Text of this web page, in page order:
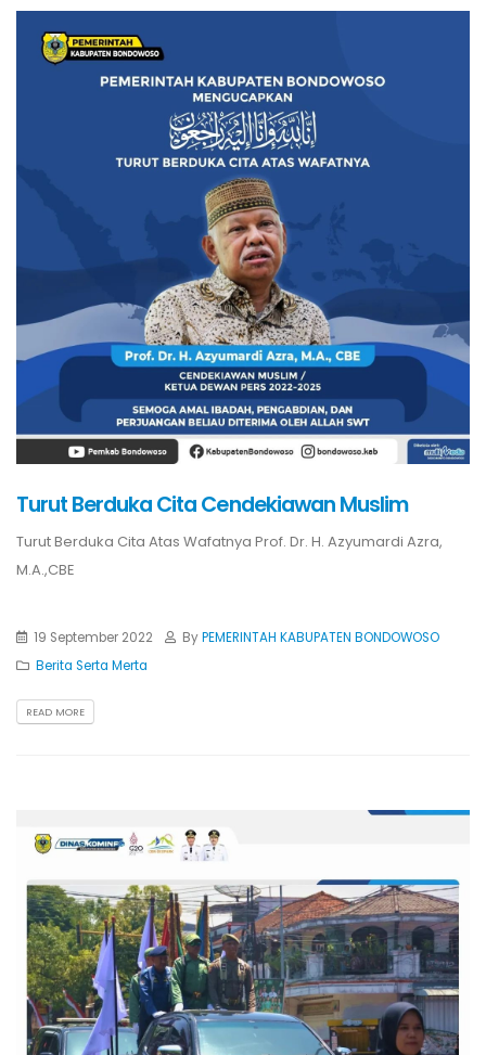
Turut Berduka Cita Cendekiawan Muslim
Turut Berduka Cita Atas Wafatnya Prof. Dr. H. Azyumardi Azra,
M.A.,CBE
19 September 2022 ByPEMERINTAH KABUPATEN BONDOWOSO
Berita Serta Merta
READ MORE